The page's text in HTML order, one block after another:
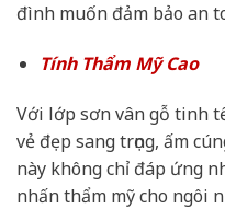
đình muốn đảm bảo an
Tính Thẩm Mỹ Cao
Với lớp sơn vân gỗ tinh
vẻ đẹp sang trọng, ấm
này không chỉ đáp ứng
nhấn thẩm mỹ cho ngôi